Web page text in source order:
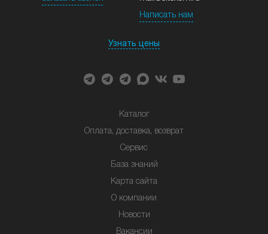
Написать нам
Узнать цены
Каталог
Оплата, доставка, возврат
Сервис
База знаний
Карта сайта
О компании
Новости
Вакансии